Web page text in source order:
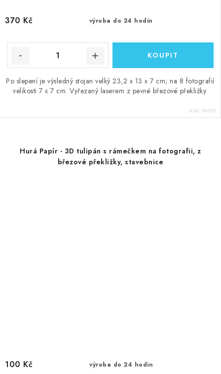
výroba do 24 hodin
370 Kč
Po slepení je výsledný stojan velký 23,2 x 13 x 7 cm; na 8 fotografií
velikosti 7 x 7 cm. Vyřezaný laserem z pevné březové překližky.
Kód: 90678
Hurá Papír - 3D tulipán s rámečkem na fotografii, z
březové překližky, stavebnice
výroba do 24 hodin
100 Kč